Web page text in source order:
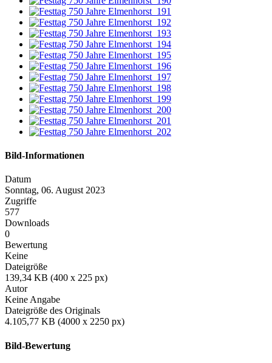
Bild-Informationen
Datum
Sonntag, 06. August 2023
Zugriffe
577
Downloads
0
Bewertung
Keine
Dateigröße
139,34 KB (400 x 225 px)
Autor
Keine Angabe
Dateigröße des Originals
4.105,77 KB (4000 x 2250 px)
Bild-Bewertung